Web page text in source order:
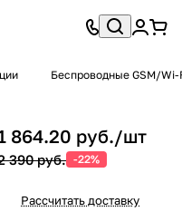
Беспроводные GSM/Wi-
864.20 руб./шт
390 руб. -22%
Рассчитать доставку